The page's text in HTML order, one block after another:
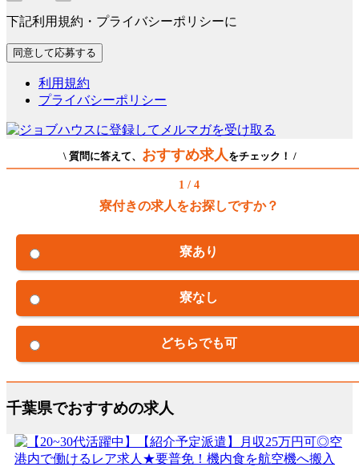
下記利用規約・プライバシーポリシーに
利用規約
プライバシーポリシー
\ 質問に答えて、 おすすめ求人をチェック！ /
1 / 4
寮付きの求人をお探しですか？
寮あり
寮なし
どちらでも可
千葉県でおすすめの求人